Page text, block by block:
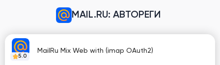
MAIL.RU: АВТОРЕГИ
5.0
MailRu Mix Web with (imap OAuth2)